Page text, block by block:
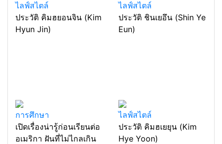
ไลฟ์สไตล์
ประวัติ คิมฮยอนจิน (Kim
Hyun Jin)
ไลฟ์สไตล์
ประวัติ ชินเยอึน (Shin Ye
Eun)
การศึกษา
เปิดเรื่องน่ารู้ก่อนเรียนต่อ
อเมริกา ฝันที่ไม่ไกลเกิน
ไลฟ์สไตล์
ประวัติ คิมฮเยยุน (Kim
Hye Yoon)